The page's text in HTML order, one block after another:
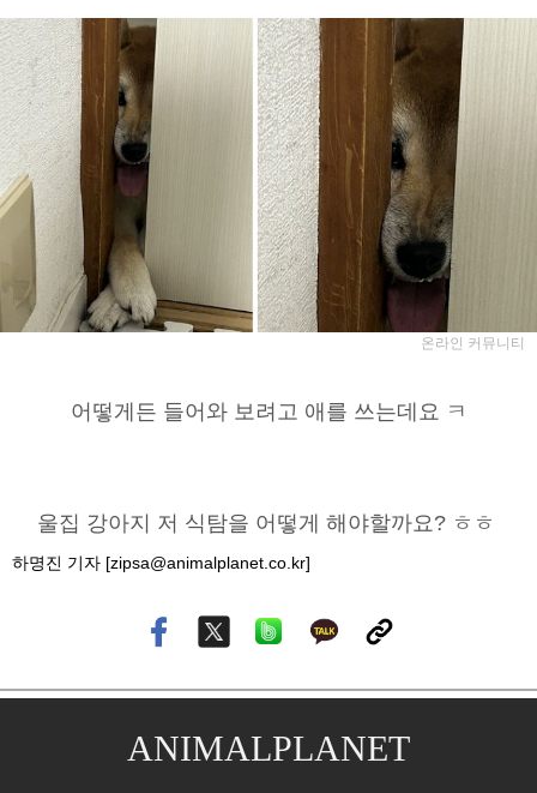
온라인 커뮤니티
어떻게든 들어와 보려고 애를 쓰는데요 ㅋ
울집 강아지 저 식탐을 어떻게 해야할까요? ㅎㅎ
하명진 기자 [zipsa@animalplanet.co.kr]
ANIMALPLANET